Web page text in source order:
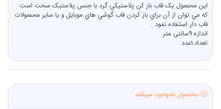
اين محصول يک قاب باز کن پلاستيکي گرد با جنس پلاستيک سخت است
که مي توان از آن براي باز کردن قاب گوشي هاي موبايل و يا ساير محصولات
قاب دار استفاده نمود .
اندازه:9سانتی متر
تعداد:1عدد
محصول ناموجود میباشد